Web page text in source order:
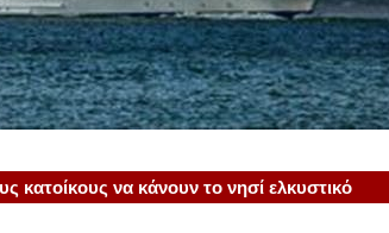
κατοίκους να κάνουν το νησί ελκυστικό